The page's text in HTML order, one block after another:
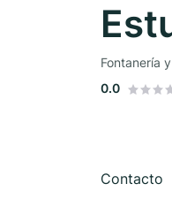
Fontanería
0.0
Contacto